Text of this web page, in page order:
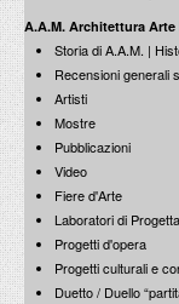
AMICI
presentazione
11 dicembre 2013
Premio Toti
18 dicembre 2012
Francesco
Lectio Magistralis:
12 dicembre 2011
150 anni di
12 dicembre 2011
A.A.M. Architettura Arte
Storia di A.A.M. |
Recensioni generali
Artisti
Mostre
Pubblicazioni
Video
Fiere d'Arte
Laboratori di
Progetti d'opera
Progetti culturali e
Duetto / Duello